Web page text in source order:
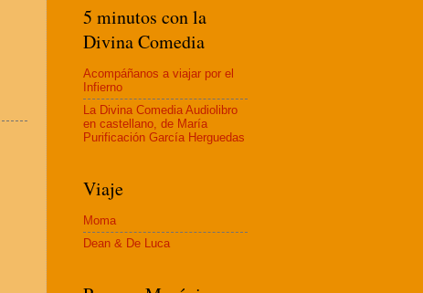
5 minutos con la
Divina Comedia
Acompáñanos a viajar por el
Infierno
La Divina Comedia Audiolibro
en castellano, de María
Purificación García Herguedas
Viaje
Moma
Dean & De Luca